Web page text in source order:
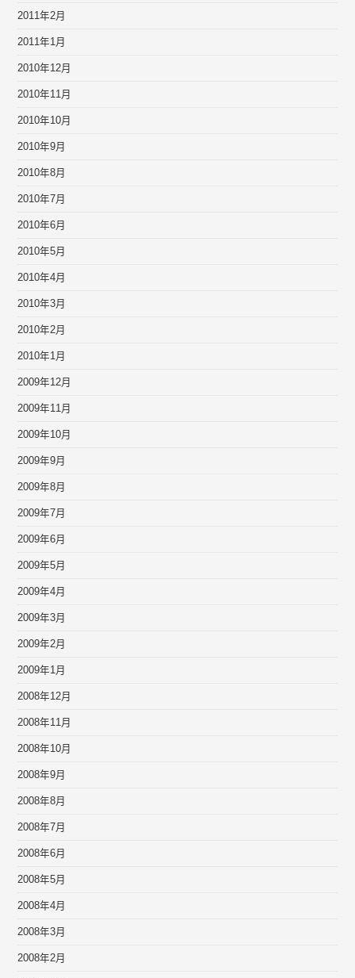
2011年2月
2011年1月
2010年12月
2010年11月
2010年10月
2010年9月
2010年8月
2010年7月
2010年6月
2010年5月
2010年4月
2010年3月
2010年2月
2010年1月
2009年12月
2009年11月
2009年10月
2009年9月
2009年8月
2009年7月
2009年6月
2009年5月
2009年4月
2009年3月
2009年2月
2009年1月
2008年12月
2008年11月
2008年10月
2008年9月
2008年8月
2008年7月
2008年6月
2008年5月
2008年4月
2008年3月
2008年2月